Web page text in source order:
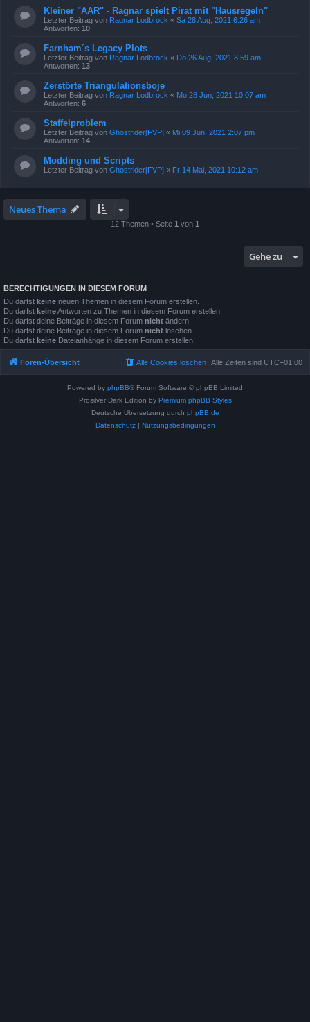
Kleiner "AAR" - Ragnar spielt Pirat mit "Hausregeln"
Letzter Beitrag von Ragnar Lodbrock « Sa 28 Aug, 2021 6:26 am
Antworten: 10
Farnham´s Legacy Plots
Letzter Beitrag von Ragnar Lodbrock « Do 26 Aug, 2021 8:59 am
Antworten: 13
Zerstörte Triangulationsboje
Letzter Beitrag von Ragnar Lodbrock « Mo 28 Jun, 2021 10:07 am
Antworten: 6
Staffelproblem
Letzter Beitrag von Ghostrider[FVP] « Mi 09 Jun, 2021 2:07 pm
Antworten: 14
Modding und Scripts
Letzter Beitrag von Ghostrider[FVP] « Fr 14 Mai, 2021 10:12 am
Neues Thema
12 Themen • Seite 1 von 1
Gehe zu
BERECHTIGUNGEN IN DIESEM FORUM
Du darfst keine neuen Themen in diesem Forum erstellen.
Du darfst keineAntworten zu Themen in diesem Forum erstellen.
Du darfst deine Beiträge in diesem Forum nicht ändern.
Du darfst deine Beiträge in diesem Forum nicht löschen.
Du darfst keine Dateianhänge in diesem Forum erstellen.
Foren-Übersicht Alle Zeiten sind UTC+01:00
Alle Cookies löschen
Powered by phpBB® Forum Software © phpBB Limited
Prosilver Dark Edition by Premium phpBB Styles
Deutsche Übersetzung durch phpBB.de
Datenschutz| Nutzungsbedingungen